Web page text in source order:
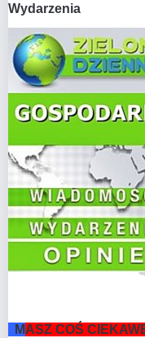
Wydarzenia
MASZ COŚ